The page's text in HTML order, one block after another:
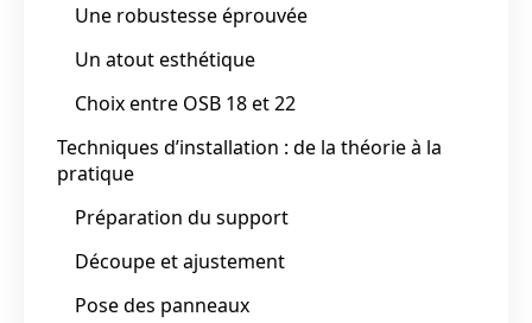
Une robustesse éprouvée
Un atout esthétique
Choix entre OSB 18 et 22
Techniques d’installation : de la théorie à la
pratique
Préparation du support
Découpe et ajustement
Pose des panneaux